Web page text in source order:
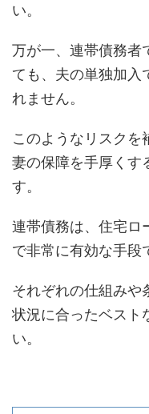
い。
万が一、連帯債務者
ても、夫の単独加入
れません。
このようなリスクを
妻の保障を手厚くす
す。
連帯債務は、住宅ロ
で非常に有効な手段
それぞれの仕組みや
状況に合ったベスト
い。